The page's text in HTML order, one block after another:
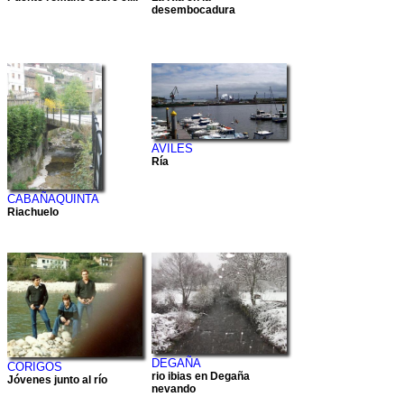
desembocadura
CABAÑAQUINTA
Riachuelo
AVILES
Ría
CORIGOS
Jóvenes junto al río
DEGAÑA
rio ibias en Degaña
nevando